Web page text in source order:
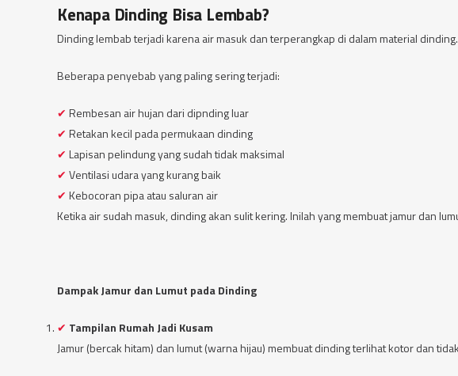
Kenapa Dinding Bisa Lembab?
Dinding lembab terjadi karena air masuk dan terperangkap di dalam material
Beberapa penyebab yang paling sering terjadi:
Rembesan air hujan dari dipnding luar
Retakan kecil pada permukaan dinding
Lapisan pelindung yang sudah tidak maksimal
Ventilasi udara yang kurang baik
Kebocoran pipa atau saluran air
Ketika air sudah masuk, dinding akan sulit kering. Inilah yang membuat jamur dan
Dampak Jamur dan Lumut pada Dinding
Tampilan Rumah Jadi Kusam
Jamur (bercak hitam) dan lumut (warna hijau) membuat dinding terlihat kotor dan